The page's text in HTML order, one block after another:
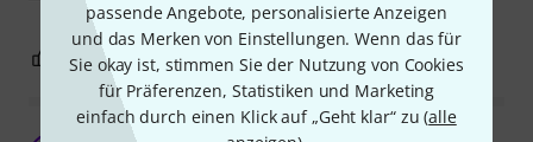
passende Angebote, personalisierte Anzeigen
und das Merken von Einstellungen. Wenn das für
Sie okay ist, stimmen Sie der Nutzung von Cookies
für Präferenzen, Statistiken und Marketing
einfach durch einen Klick auf „Geht klar“ zu (alle
1 BEWERTUNG MELDEN